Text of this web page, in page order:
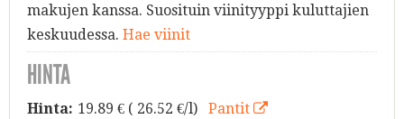
makujen kanssa. Suosituin viinityyppi kuluttajien
keskuudessa. Hae viinit
HINTA
Hinta: 19.89 € ( 26.52 €/l) Pantit